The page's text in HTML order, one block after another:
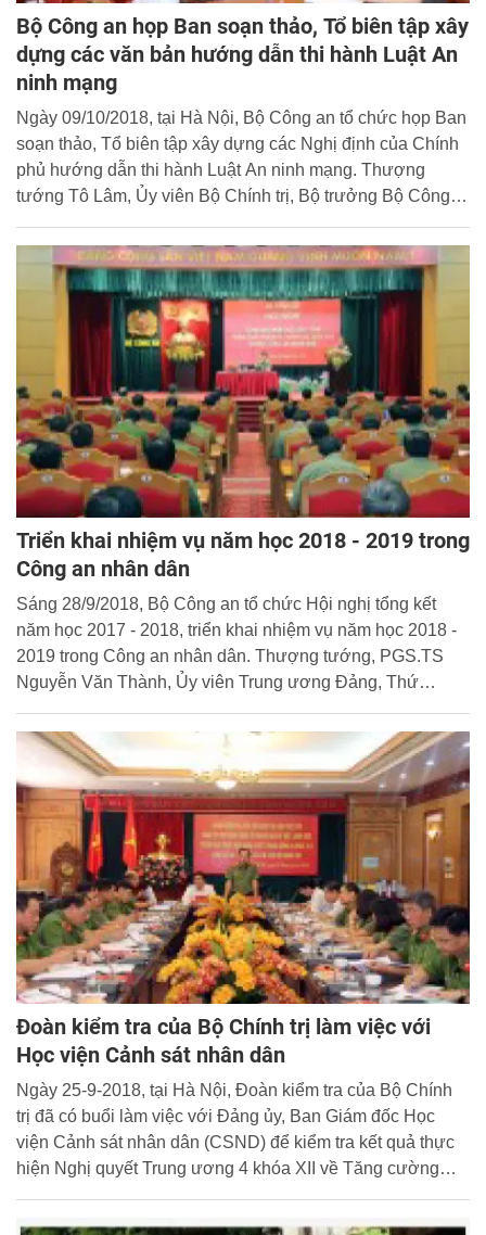
Bộ Công an họp Ban soạn thảo, Tổ biên tập xây
dựng các văn bản hướng dẫn thi hành Luật An
ninh mạng
Ngày 09/10/2018, tại Hà Nội, Bộ Công an tổ chức họp Ban
soạn thảo, Tổ biên tập xây dựng các Nghị định của Chính
phủ hướng dẫn thi hành Luật An ninh mạng. Thượng
tướng Tô Lâm, Ủy viên Bộ Chính trị, Bộ trưởng Bộ Công
Triển khai nhiệm vụ năm học 2018 - 2019 trong
Công an nhân dân
Sáng 28/9/2018, Bộ Công an tổ chức Hội nghị tổng kết
năm học 2017 - 2018, triển khai nhiệm vụ năm học 2018 -
2019 trong Công an nhân dân. Thượng tướng, PGS.TS
Nguyễn Văn Thành, Ủy viên Trung ương Đảng, Thứ
Đoàn kiểm tra của Bộ Chính trị làm việc với
Học viện Cảnh sát nhân dân
Ngày 25-9-2018, tại Hà Nội, Đoàn kiểm tra của Bộ Chính
trị đã có buổi làm việc với Đảng ủy, Ban Giám đốc Học
viện Cảnh sát nhân dân (CSND) để kiểm tra kết quả thực
hiện Nghị quyết Trung ương 4 khóa XII về Tăng cường